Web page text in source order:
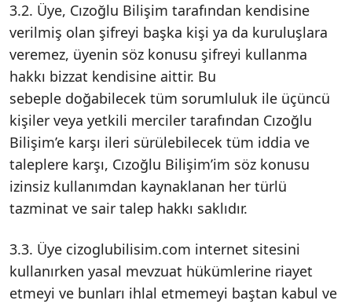
3.2. Üye, Cızoğlu Bilişim tarafından kendisine
verilmiş olan şifreyi başka kişi ya da kuruluşlara
veremez, üyenin söz konusu şifreyi kullanma
hakkı bizzat kendisine aittir. Bu
sebeple doğabilecek tüm sorumluluk ile üçüncü
kişiler veya yetkili merciler tarafından Cızoğlu
Bilişim’e karşı ileri sürülebilecek tüm iddia ve
taleplere karşı, Cızoğlu Bilişim’im söz konusu
izinsiz kullanımdan kaynaklanan her türlü
tazminat ve sair talep hakkı saklıdır.
3.3. Üye cizoglubilisim.com internet sitesini
kullanırken yasal mevzuat hükümlerine riayet
etmeyi ve bunları ihlal etmemeyi baştan kabul ve